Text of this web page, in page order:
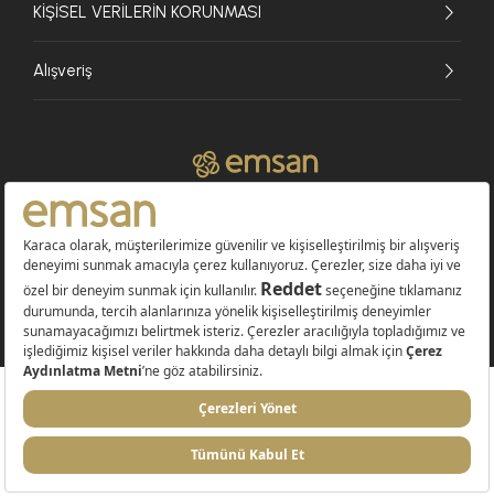
KİŞİSEL VERİLERİN KORUNMASI
Alışveriş
© 2026 EMSAN A.Ş. Tüm Hakları Saklıdır